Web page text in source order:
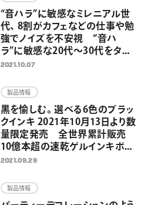
“音ハラ”に敏感なミレニアル世
代、 8割がカフェなどの仕事や勉
強でノイズを不安視 “音ハ
ラ”に敏感な20代～30代をター
ゲットに、静音設計の油性ボー
り販売開始
2021.10.07
製品情報
黒を愉しむ。選べる6色のブラッ
クインキ 2021年10月13日より数
量限定発売 全世界累計販売
10億本超の速乾ゲルインキボー
ルペン 「エナージェル」発売20
2021.09.29
製品情報